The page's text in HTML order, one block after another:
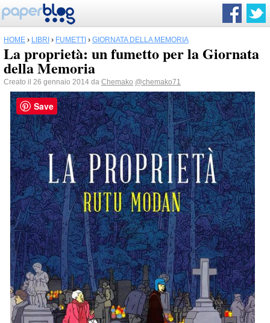
HOME › LIBRI › FUMETTI › GIORNATA DELLA MEMORIA
La proprietà: un fumetto per la Giornata
della Memoria
Creato il 26 gennaio 2014 da Chemako @chemako71
Save